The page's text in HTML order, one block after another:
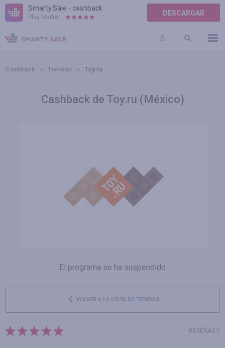
Smarty.Sale - cashback
Play Market: DESCARGAR
AYUDA
TÉRMINOS DE USO
Cashback Tiendas Toy.ru
Cashback de Toy.ru (México)
El programa se ha suspendido
VOLVER A LA LISTA DE TIENDAS
RESEÑAS 0